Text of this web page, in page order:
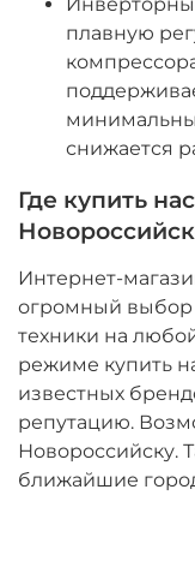
плавную
снижается
Где купить
Интернет-
огромный выбор
техники на
режиме купить
известных
репутацию.
Новороссийску.
ближайшие